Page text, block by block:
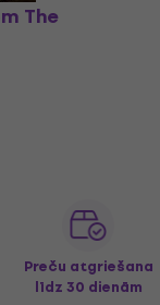
The
Preču atgriešana
līdz 30 dienām